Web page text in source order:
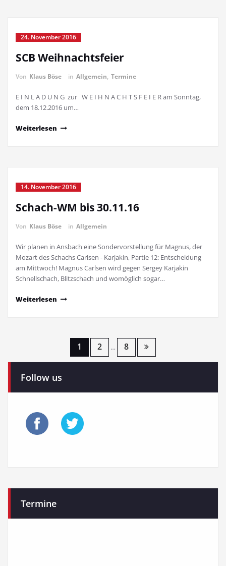
24. November 2016
SCB Weihnachtsfeier
Von Klaus Böse in Allgemein, Termine
E I N L A D U N G zur W E I H N A C H T S F E I E R am Sonntag,
dem 18.12.2016 um…
Weiterlesen
14. November 2016
Schach-WM bis 30.11.16
Von Klaus Böse in Allgemein
Wir planen in Ansbach eine Sondervorstellung für Magnus, der
Mozart des Schachs Carlsen - Karjakin, Partie 12: Entscheidung
am Mittwoch! Magnus Carlsen wird gegen Sergey Karjakin
Schnellschach, Blitzschach und womöglich sogar…
Weiterlesen
Seitennummerierung
Beiträge
1 2 … 8
Follow us
Termine